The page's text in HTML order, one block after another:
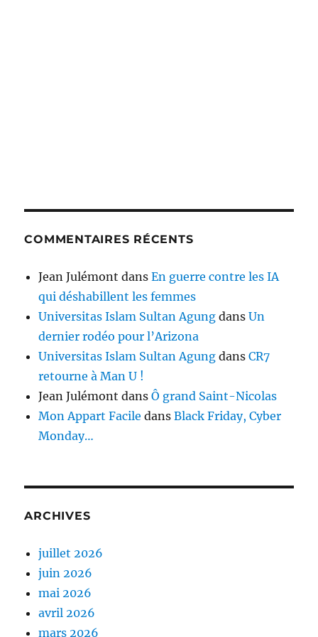
COMMENTAIRES RÉCENTS
Jean Julémont dansEn guerre contre les IA
qui déshabillent les femmes
Universitas Islam Sultan Agung dansUn
dernier rodéo pour l’Arizona
Universitas Islam Sultan Agung dansCR7
retourne à Man U !
Jean Julémont dansÔ grand Saint-Nicolas
Mon Appart Facile dansBlack Friday, Cyber
Monday…
ARCHIVES
juillet 2026
juin 2026
mai 2026
avril 2026
mars 2026